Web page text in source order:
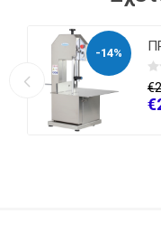
-14%